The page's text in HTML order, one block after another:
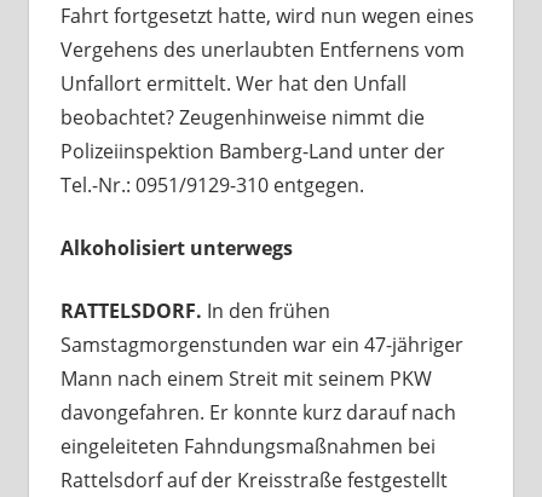
Fahrt fortgesetzt hatte, wird nun wegen eines
Vergehens des unerlaubten Entfernens vom
Unfallort ermittelt. Wer hat den Unfall
beobachtet? Zeugenhinweise nimmt die
Polizeiinspektion Bamberg-Land unter der
Tel.-Nr.: 0951/9129-310 entgegen.
Alkoholisiert unterwegs
RATTELSDORF. In den frühen
Samstagmorgenstunden war ein 47-jähriger
Mann nach einem Streit mit seinem PKW
davongefahren. Er konnte kurz darauf nach
eingeleiteten Fahndungsmaßnahmen bei
Rattelsdorf auf der Kreisstraße festgestellt